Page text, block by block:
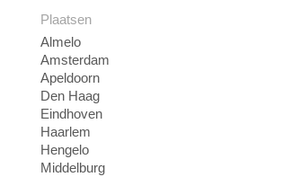
Plaatsen
Almelo
Amsterdam
Apeldoorn
Den Haag
Eindhoven
Haarlem
Hengelo
Middelburg